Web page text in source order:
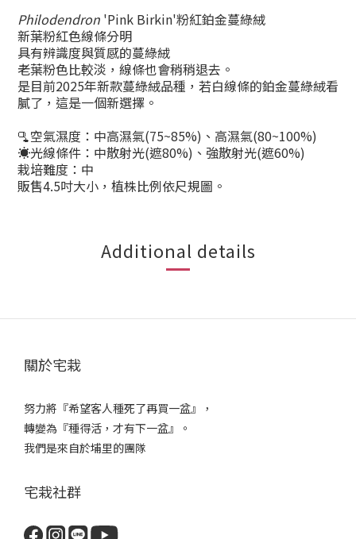
Philodendron 'Pink Birkin'粉紅鉑金蔓綠絨
新葉粉紅色線條分明
具有辨識度與質感的蔓綠絨
老葉粉色比較淡，線條也會稍稍退去。
是目前2025年新款蔓綠絨品種，若白線條的鉑金蔓綠絨看
膩了，這是一個新選擇。
🫗空氣濕度：中高濕氣(75~85%)、高濕氣(80~100%)
☀️光線條件：中散射光(遮80%)、強散射光(遮60%)
栽培難度：中
販售4.5吋大小，植株比例依尺規圖。
Additional details
關於宅栽
努力將『希望客人種死了再買一盆』，
轉變為『種得活，才有下一盆』。
我們是來自於埔里的團隊
宅栽社群